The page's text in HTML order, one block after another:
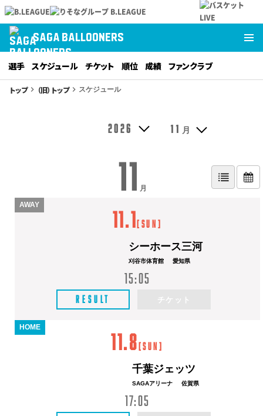
SAGA BALLOONERS
選手 スケジュール チケット 順位 成績 ファンクラブ
トップkeyboard_arrow_right （旧）トップkeyboard_arrow_right スケジュール
2026 11 月
11
月
AWAY
11.1[ Sun ]
シーホース三河
刈谷市体育館 愛知県
15:05
RESULT チケット
HOME
11.8 [Sun]
千葉ジェッツ
SAGAアリーナ 佐賀県
17:05